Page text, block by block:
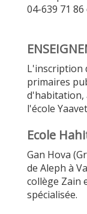
04-639 71 86
L'inscription
primaires
d'habitation,
l'école
Ecole
Gan Hova
de Aleph à
collège Zain
spécialisée.